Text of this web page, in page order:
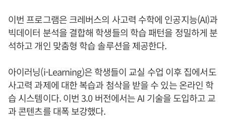
이번 프로그램은 크레버스의 사고력 수학에 인공지능(AI)과
빅데이터 분석을 결합해 학생들의 학습 패턴을 정밀하게 분
석하고 개인 맞춤형 학습 솔루션을 제공한다.
아이러닝(i-Learning)은 학생들이 교실 수업 이후 집에서도
사고력 과제에 대한 복습과 첨삭을 받을 수 있는 온라인 학
습 시스템이다. 이번 3.0 버전에서는 AI 기술을 도입하고 교
과 콘텐츠를 대폭 보강했다.